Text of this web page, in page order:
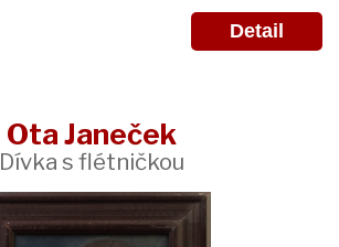
Detail
Ota Janeček
Dívka s flétničkou